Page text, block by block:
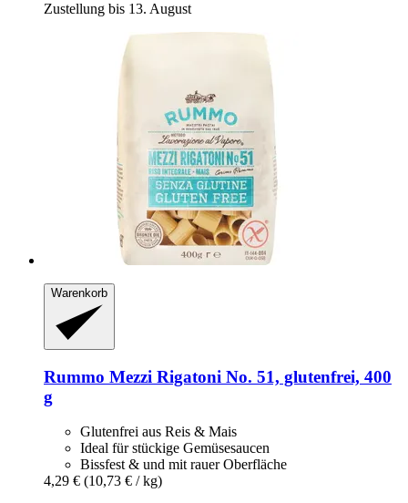
Zustellung bis 13. August
Warenkorb
Rummo Mezzi Rigatoni No. 51, glutenfrei, 400
g
Glutenfrei aus Reis & Mais
Ideal für stückige Gemüsesaucen
Bissfest & und mit rauer Oberfläche
4,29 € (10,73 € / kg)